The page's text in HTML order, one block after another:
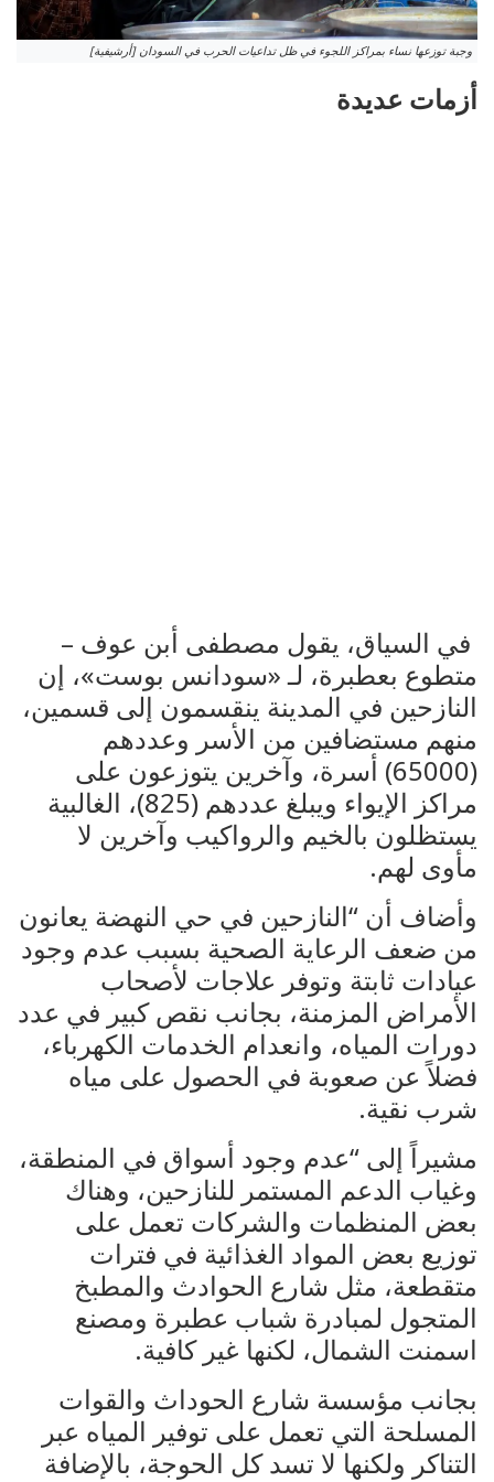
وجبة توزعها نساء بمراكز اللجوء في ظل تداعيات الحرب في السودان [أرشيفية]
أزمات عديدة
في السياق، يقول مصطفى أبن عوف –
متطوع بعطبرة، لـ «سودانس بوست»، إن
النازحين في المدينة ينقسمون إلى قسمين،
منهم مستضافين من الأسر وعددهم
(65000) أسرة، وآخرين يتوزعون على
مراكز الإيواء ويبلغ عددهم (825)، الغالبية
يستظلون بالخيم والرواكيب وآخرين لا
مأوى لهم.
وأضاف أن “النازحين في حي النهضة يعانون
من ضعف الرعاية الصحية بسبب عدم وجود
عيادات ثابتة وتوفر علاجات لأصحاب
الأمراض المزمنة، بجانب نقص كبير في عدد
دورات المياه، وانعدام الخدمات الكهرباء،
فضلاً عن صعوبة في الحصول على مياه
شرب نقية.
مشيراً إلى “عدم وجود أسواق في المنطقة،
وغياب الدعم المستمر للنازحين، وهناك
بعض المنظمات والشركات تعمل على
توزيع بعض المواد الغذائية في فترات
متقطعة، مثل شارع الحوادث والمطبخ
المتجول لمبادرة شباب عطبرة ومصنع
اسمنت الشمال، لكنها غير كافية.
بجانب مؤسسة شارع الحوداث والقوات
المسلحة التي تعمل على توفير المياه عبر
التناكر ولكنها لا تسد كل الحوجة، بالإضافة